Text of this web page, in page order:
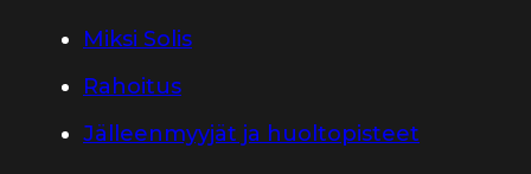
Miksi Solis
Rahoitus
Jälleenmyyjät ja huoltopisteet